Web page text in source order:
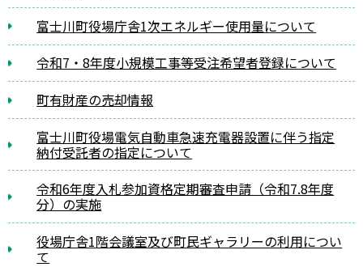
富士川町役場庁舎1次エネルギー使用量について
令和7・8年度小規模工事等受注希望者登録について
町有財産の売却情報
富士川町役場電気自動車急速充電器設置に伴う指定
納付受託者の指定について
令和6年度入札参加資格定期審査申請（令和7.8年度
分）の実施
役場庁舎1階会議室及び町民ギャラリーの利用につい
て